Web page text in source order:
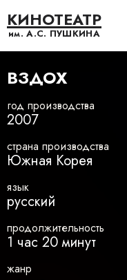
КИНОТЕАТР
им. А.С. ПУШКИНА
ВЗДОХ
год производства
2007
страна производства
Южная Корея
язык
русский
продолжительность
1 час 20 минут
жанр